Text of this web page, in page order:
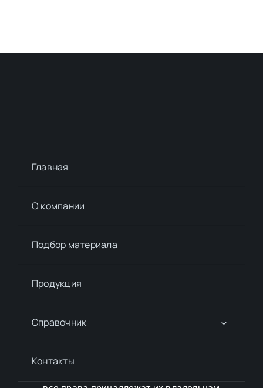
Главная
О компании
Подбор материалa
Продукция
Справочник
Контакты